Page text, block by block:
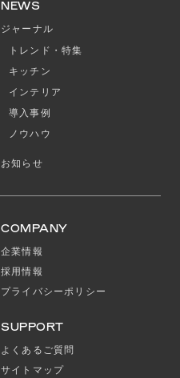
NEWS
ジャーナル
トレンド・特集
キッチン
インテリア
導入事例
ノウハウ
お知らせ
COMPANY
企業情報
採用情報
プライバシーポリシー
SUPPORT
よくあるご質問
サイトマップ